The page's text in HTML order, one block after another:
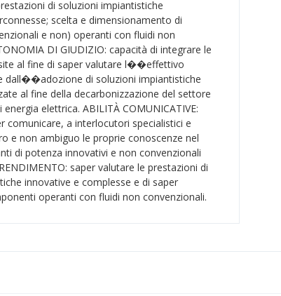
di soluzioni impiantistiche
scelta e dimensionamento di
e non) operanti con fluidi non
DI GIUDIZIO: capacità di integrare le
al fine di saper valutare l��effettivo
dall��adozione di soluzioni impiantistiche
al fine della decarbonizzazione del settore
elettrica. ABILITÀ COMUNICATIVE:
comunicare, a interlocutori specialistici e
e non ambiguo le proprie conoscenze nel
di potenza innovativi e non convenzionali
saper valutare le prestazioni di
innovative e complesse e di saper
operanti con fluidi non convenzionali.